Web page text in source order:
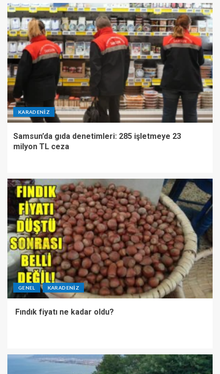
KARADENIZ
Samsun’da gıda denetimleri: 285 işletmeye 23
milyon TL ceza
GENEL KARADENIZ
Fındık fiyatı ne kadar oldu?